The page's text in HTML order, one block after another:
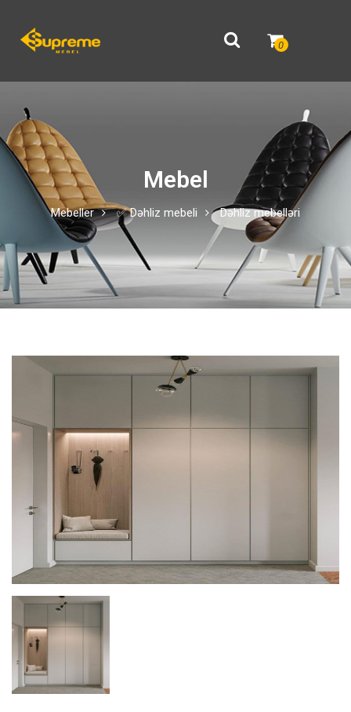
0
Mebel
Mebeller ✅ Dəhliz mebeli Dəhliz mebelləri